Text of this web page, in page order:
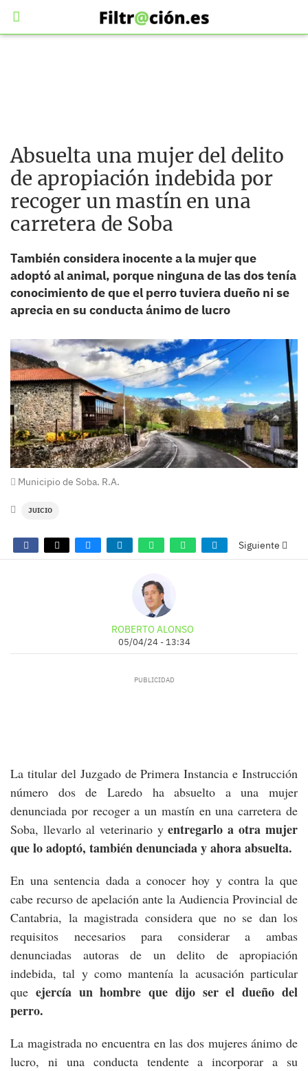
Absuelta una mujer del delito
de apropiación indebida por
recoger un mastín en una
carretera de Soba
También considera inocente a la mujer que
adoptó al animal, porque ninguna de las dos tenía
conocimiento de que el perro tuviera dueño ni se
aprecia en su conducta ánimo de lucro
Municipio de Soba. R.A.
JUICIO
Siguiente
ROBERTO ALONSO
05/04/24 - 13:34
La titular del Juzgado de Primera Instancia e Instrucción
número dos de Laredo ha absuelto a una mujer
denunciada por recoger a un mastín en una carretera de
Soba, llevarlo al veterinario yentregarlo a otra mujer
que lo adoptó, también denunciada y ahora absuelta.
En una sentencia dada a conocer hoy y contra la que
cabe recurso de apelación ante la Audiencia Provincial de
Cantabria, la magistrada considera que no se dan los
requisitos necesarios para considerar a ambas
denunciadas autoras de un delito de apropiación
indebida, tal y como mantenía la acusación particular
que ejercía un hombre que dijo ser el dueño del
perro.
La magistrada no encuentra en las dos mujeres ánimo de
lucro, ni una conducta tendente a incorporar a su